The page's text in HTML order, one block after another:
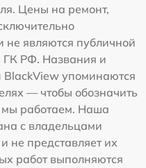
Цены на ремонт,
не являются публичной
ГК РФ. Названия и
BlackView упоминаются
— чтобы обозначить
мы работаем. Наша
с владельцами
не представляет их
работ выполняются